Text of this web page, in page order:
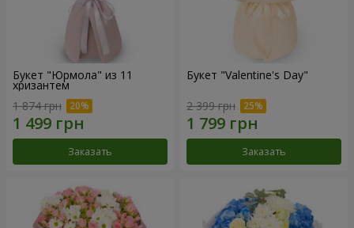
Букет "Юрмола" из 11
хризантем
1 874 грн
Заказать
Букет "Valentine's Day"
2 399 грн
Заказать